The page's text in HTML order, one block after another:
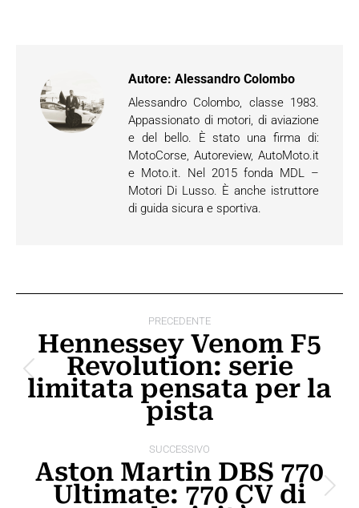
Autore: Alessandro Colombo
Alessandro Colombo, classe 1983.
Appassionato di motori, di aviazione
e del bello. È stato una firma di:
MotoCorse, Autoreview, AutoMoto.it
e Moto.it. Nel 2015 fonda MDL –
Motori Di Lusso. È anche istruttore
di guida sicura e sportiva.
tra
post
PRECEDENTE
Post
precedente:
Hennessey Venom F5
Revolution: serie
limitata pensata per la
pista
SUCCESSIVO
Prossimo
Aston Martin DBS 770
Ultimate: 770 CV di